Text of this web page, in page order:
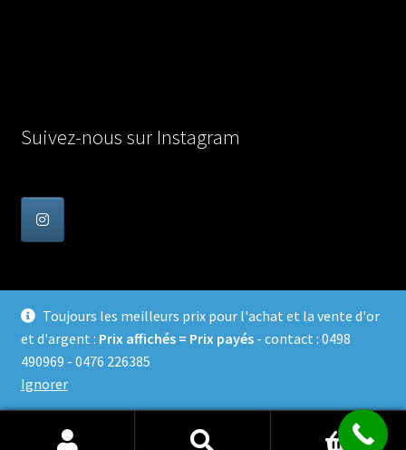
Toujours les meilleurs prix pour l'achat et la vente d'or
et d'argent : Prix affichés = Prix payés- contact : 0498
490969 - 0476 226385
Ignorer
Suivez-nous sur Instagram
© Achat Or en Belgique 2026
Confidentialité
Built with WooCommerce
0